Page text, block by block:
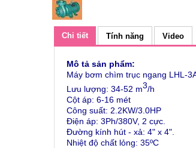
Chi tiết Tính năng Video
Mô tả sản phẩm:
Máy bơm chìm trục ngang LHL-
Lưu lượng: 34-52 m3/h
Cột áp: 6-16 mét
Công suất: 2.2KW/3.0HP
Điện áp: 3Ph/380V, 2 cực.
Đường kính hút - xả: 4" x 4".
Nhiệt độ chất lỏng: 35ºC